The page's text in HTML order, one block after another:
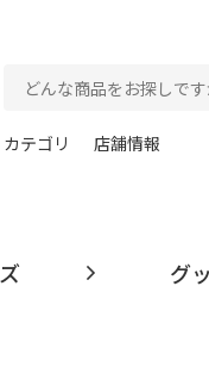
カテゴリ 店舗情報
グ